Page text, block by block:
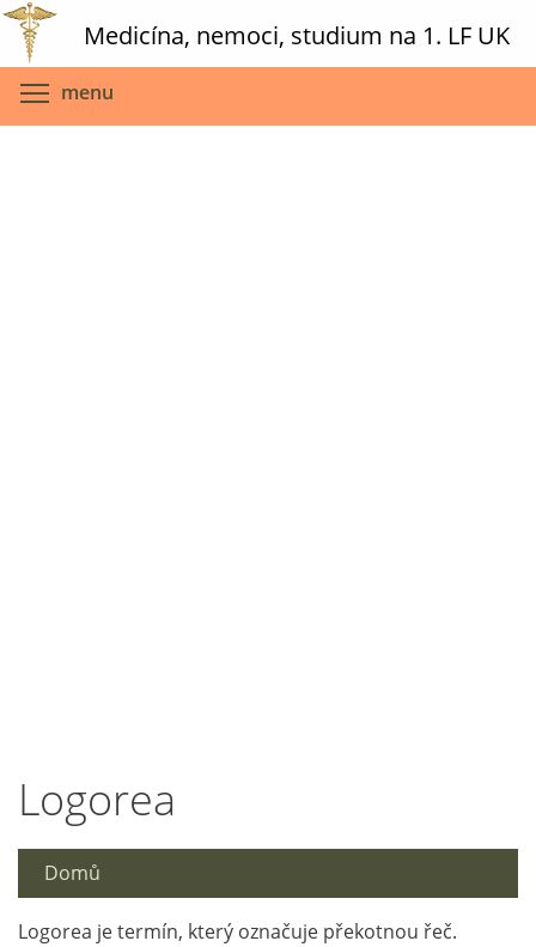
Skip
main
content
Medicína, nemoci, studium na 1. LF UK
menu
Logorea
Domů
Logorea je termín, který označuje překotnou řeč.